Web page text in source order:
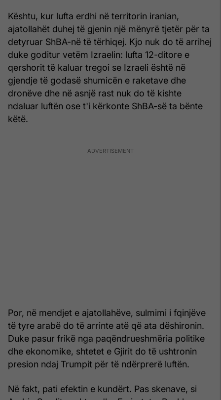
Kështu, kur lufta erdhi në territorin iranian,
ajatollahët duhej të gjenin një mënyrë tjetër për ta
detyruar ShBA-në të tërhiqej. Kjo nuk do të arrihej
duke goditur vetëm Izraelin: lufta 12-ditore e
qershorit të kaluar tregoi se Izraeli është në
gjendje të godasë shumicën e raketave dhe
dronëve dhe në asnjë rast nuk do të kishte
ndaluar luftën ose t'i kërkonte ShBA-së ta bënte
këtë.
Por, në mendjet e ajatollahëve, sulmimi i fqinjëve
të tyre arabë do të arrinte atë që ata dëshironin.
Duke pasur frikë nga paqëndrueshmëria politike
dhe ekonomike, shtetet e Gjirit do të ushtronin
presion ndaj Trumpit për të ndërprerë luftën.
Në fakt, pati efektin e kundërt. Pas skenave, si